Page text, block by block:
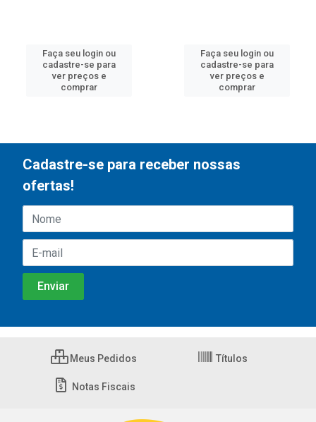
Faça seu login ou
cadastre-se para
ver preços e
comprar
Faça seu login ou
cadastre-se para
ver preços e
comprar
Cadastre-se para receber nossas
ofertas!
Meus Pedidos Títulos
Notas Fiscais